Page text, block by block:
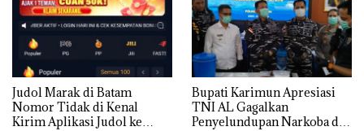
Judol Marak di Batam
Nomor Tidak di Kenal
Kirim Aplikasi Judol ke
Bupati Karimun Apresiasi
TNI AL Gagalkan
Penyelundupan Narkoba di